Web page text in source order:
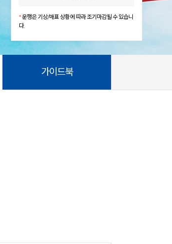
*운행은 기상/매표 상황에 따라 조기마감될 수 있습니
다.
가이드북